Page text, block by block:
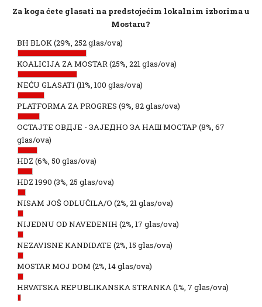
Za koga ćete glasati na predstojećim lokalnim izborima u
Mostaru?
BH BLOK(29%, 252 glas/ova)
KOALICIJA ZA MOSTAR(25%, 221 glas/ova)
NEĆU GLASATI (11%, 100 glas/ova)
PLATFORMA ZA PROGRES (9%, 82 glas/ova)
ОСТАЈТЕ ОВДЈЕ - ЗАЈЕДНО ЗА НАШ МОСТАР (8%, 67
glas/ova)
HDZ (6%, 50 glas/ova)
HDZ 1990 (3%, 25 glas/ova)
NISAM JOŠ ODLUČILA/O (2%, 21 glas/ova)
NIJEDNU OD NAVEDENIH (2%, 17 glas/ova)
NEZAVISNE KANDIDATE (2%, 15 glas/ova)
MOSTAR MOJ DOM (2%, 14 glas/ova)
HRVATSKA REPUBLIKANSKA STRANKA(1%, 7 glas/ova)